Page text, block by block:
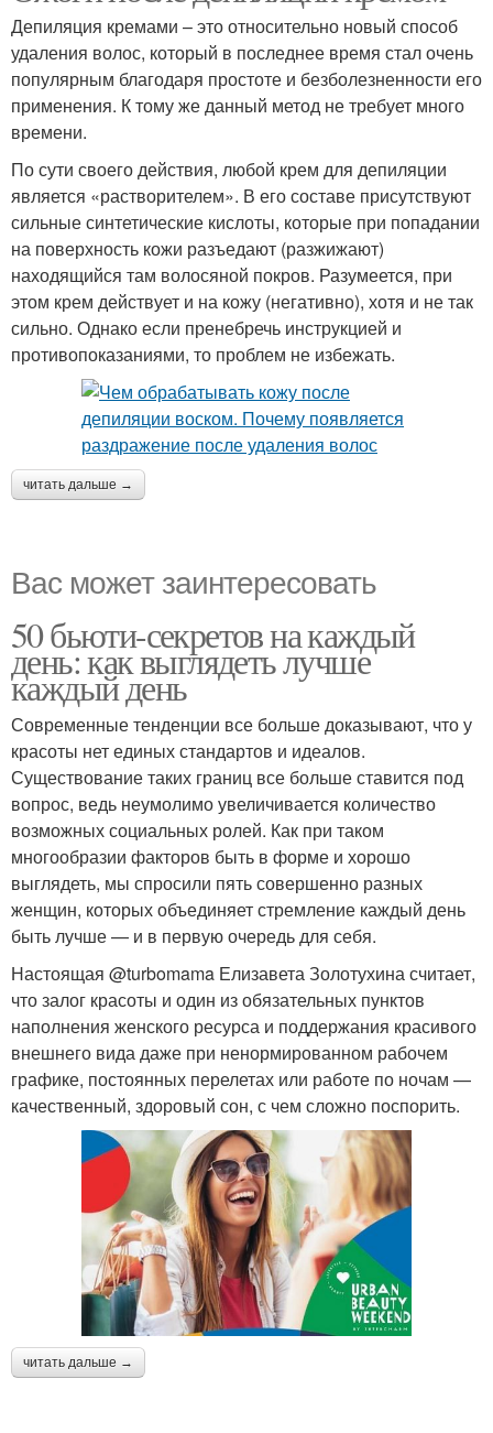
Депиляция кремами – это относительно новый способ
удаления волос, который в последнее время стал очень
популярным благодаря простоте и безболезненности его
применения. К тому же данный метод не требует много
времени.
По сути своего действия, любой крем для депиляции
является «растворителем». В его составе присутствуют
сильные синтетические кислоты, которые при попадании
на поверхность кожи разъедают (разжижают)
находящийся там волосяной покров. Разумеется, при
этом крем действует и на кожу (негативно), хотя и не так
сильно. Однако если пренебречь инструкцией и
противопоказаниями, то проблем не избежать.
читать дальше →
Вас может заинтересовать
50 бьюти-секретов на каждый
день: как выглядеть лучше
каждый день
Современные тенденции все больше доказывают, что у
красоты нет единых стандартов и идеалов.
Существование таких границ все больше ставится под
вопрос, ведь неумолимо увеличивается количество
возможных социальных ролей. Как при таком
многообразии факторов быть в форме и хорошо
выглядеть, мы спросили пять совершенно разных
женщин, которых объединяет стремление каждый день
быть лучше — и в первую очередь для себя.
Настоящая @turbomama Елизавета Золотухина считает,
что залог красоты и один из обязательных пунктов
наполнения женского ресурса и поддержания красивого
внешнего вида даже при ненормированном рабочем
графике, постоянных перелетах или работе по ночам —
качественный, здоровый сон, с чем сложно поспорить.
читать дальше →